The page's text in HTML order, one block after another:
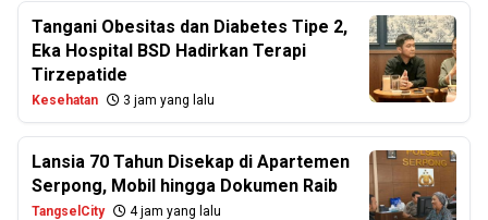
Tangani Obesitas dan Diabetes Tipe 2,
Eka Hospital BSD Hadirkan Terapi
Tirzepatide
Kesehatan 3 jam yang lalu
Lansia 70 Tahun Disekap di Apartemen
Serpong, Mobil hingga Dokumen Raib
TangselCity 4 jam yang lalu